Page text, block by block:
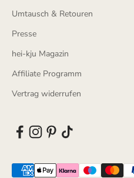
Umtausch & Retouren
Presse
hei-kju Magazin
Affiliate Programm
Vertrag widerrufen